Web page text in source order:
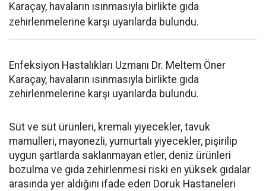
Karaçay, havaların ısınmasıyla birlikte gıda
zehirlenmelerine karşı uyarılarda bulundu.
Enfeksiyon Hastalıkları Uzmanı Dr. Meltem Öner
Karaçay, havaların ısınmasıyla birlikte gıda
zehirlenmelerine karşı uyarılarda bulundu.
Süt ve süt ürünleri, kremalı yiyecekler, tavuk
mamulleri, mayonezli, yumurtalı yiyecekler, pişirilip
uygun şartlarda saklanmayan etler, deniz ürünleri
bozulma ve gıda zehirlenmesi riski en yüksek gıdalar
arasında yer aldığını ifade eden Doruk Hastaneleri